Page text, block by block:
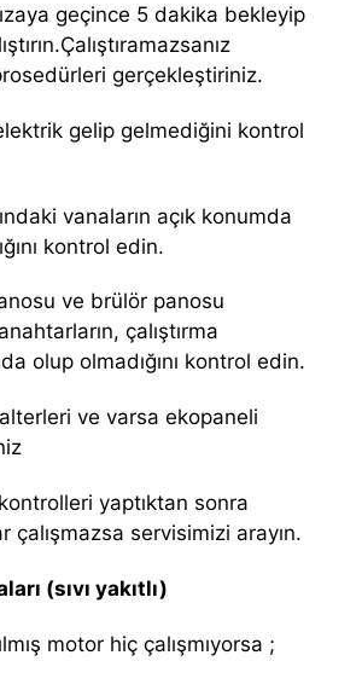
geçince 5 dakika bekleyip
gerçekleştiriniz.
gelip gelmediğini kontrol
vanaların açık konumda
kontrol edin.
ve brülör panosu
çalıştırma
olup olmadığını kontrol edin.
ve varsa ekopaneli
yaptıktan sonra
çalışmazsa servisimizi arayın.
(sıvı yakıtlı)
motor hiç çalışmıyorsa ;